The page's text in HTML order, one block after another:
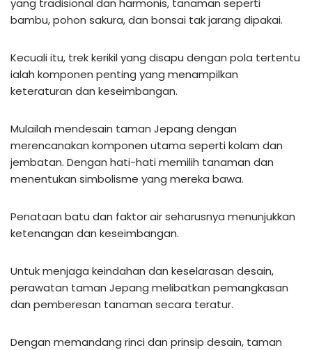
yang tradisional dan harmonis, tanaman seperti
bambu, pohon sakura, dan bonsai tak jarang dipakai.
Kecuali itu, trek kerikil yang disapu dengan pola tertentu
ialah komponen penting yang menampilkan
keteraturan dan keseimbangan.
Mulailah mendesain taman Jepang dengan
merencanakan komponen utama seperti kolam dan
jembatan. Dengan hati-hati memilih tanaman dan
menentukan simbolisme yang mereka bawa.
Penataan batu dan faktor air seharusnya menunjukkan
ketenangan dan keseimbangan.
Untuk menjaga keindahan dan keselarasan desain,
perawatan taman Jepang melibatkan pemangkasan
dan pemberesan tanaman secara teratur.
Dengan memandang rinci dan prinsip desain, taman